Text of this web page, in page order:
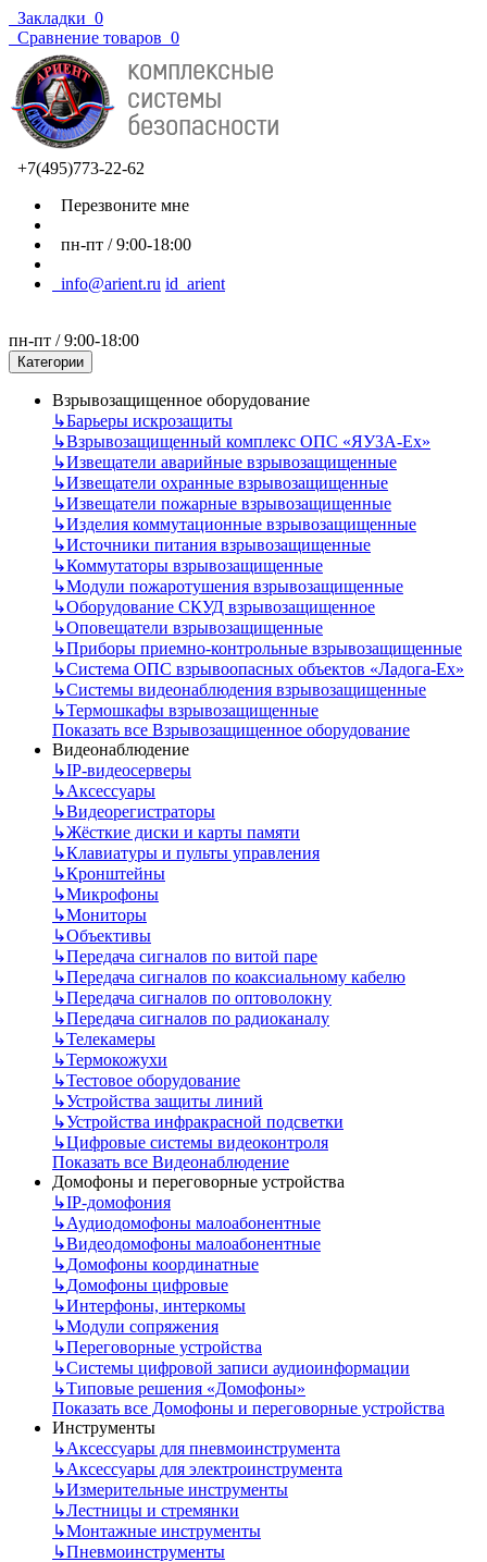
Закладки 0
Сравнение товаров 0
+7(495)773-22-62
Перезвоните мне
пн-пт / 9:00-18:00
info@arient.ru id_arient
пн-пт / 9:00-18:00
Категории
Взрывозащищенное оборудование
↳Барьеры искрозащиты
↳Взрывозащищенный комплекс ОПС «ЯУЗА-Ех»
↳Извещатели аварийные взрывозащищенные
↳Извещатели охранные взрывозащищенные
↳Извещатели пожарные взрывозащищенные
↳Изделия коммутационные взрывозащищенные
↳Источники питания взрывозащищенные
↳Коммутаторы взрывозащищенные
↳Модули пожаротушения взрывозащищенные
↳Оборудование СКУД взрывозащищенное
↳Оповещатели взрывозащищенные
↳Приборы приемно-контрольные взрывозащищенные
↳Система ОПС взрывоопасных объектов «Ладога-Ex»
↳Системы видеонаблюдения взрывозащищенные
↳Термошкафы взрывозащищенные
Показать все Взрывозащищенное оборудование
Видеонаблюдение
↳IP-видеосерверы
↳Аксессуары
↳Видеорегистраторы
↳Жёсткие диски и карты памяти
↳Клавиатуры и пульты управления
↳Кронштейны
↳Микрофоны
↳Мониторы
↳Объективы
↳Передача сигналов по витой паре
↳Передача сигналов по коаксиальному кабелю
↳Передача сигналов по оптоволокну
↳Передача сигналов по радиоканалу
↳Телекамеры
↳Термокожухи
↳Тестовое оборудование
↳Устройства защиты линий
↳Устройства инфракрасной подсветки
↳Цифровые системы видеоконтроля
Показать все Видеонаблюдение
Домофоны и переговорные устройства
↳IP-домофония
↳Аудиодомофоны малоабонентные
↳Видеодомофоны малоабонентные
↳Домофоны координатные
↳Домофоны цифровые
↳Интерфоны, интеркомы
↳Модули сопряжения
↳Переговорные устройства
↳Системы цифровой записи аудиоинформации
↳Типовые решения «Домофоны»
Показать все Домофоны и переговорные устройства
Инструменты
↳Аксессуары для пневмоинструмента
↳Аксессуары для электроинструмента
↳Измерительные инструменты
↳Лестницы и стремянки
↳Монтажные инструменты
↳Пневмоинструменты